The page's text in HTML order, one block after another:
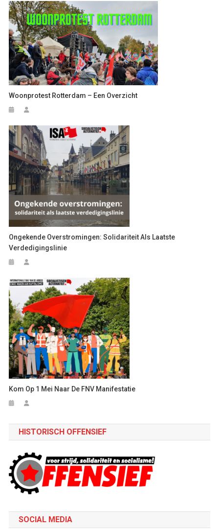
Woonprotest Rotterdam – Een Overzicht
Ongekende Overstromingen: Solidariteit Als Laatste
Verdedigingslinie
Kom Op 1 Mei Naar De FNV Manifestatie
HISTORISCH OFFENSIEF
SOCIAL MEDIA